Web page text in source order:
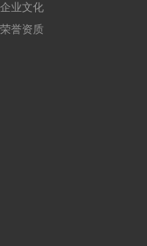
企业文化
荣誉资质